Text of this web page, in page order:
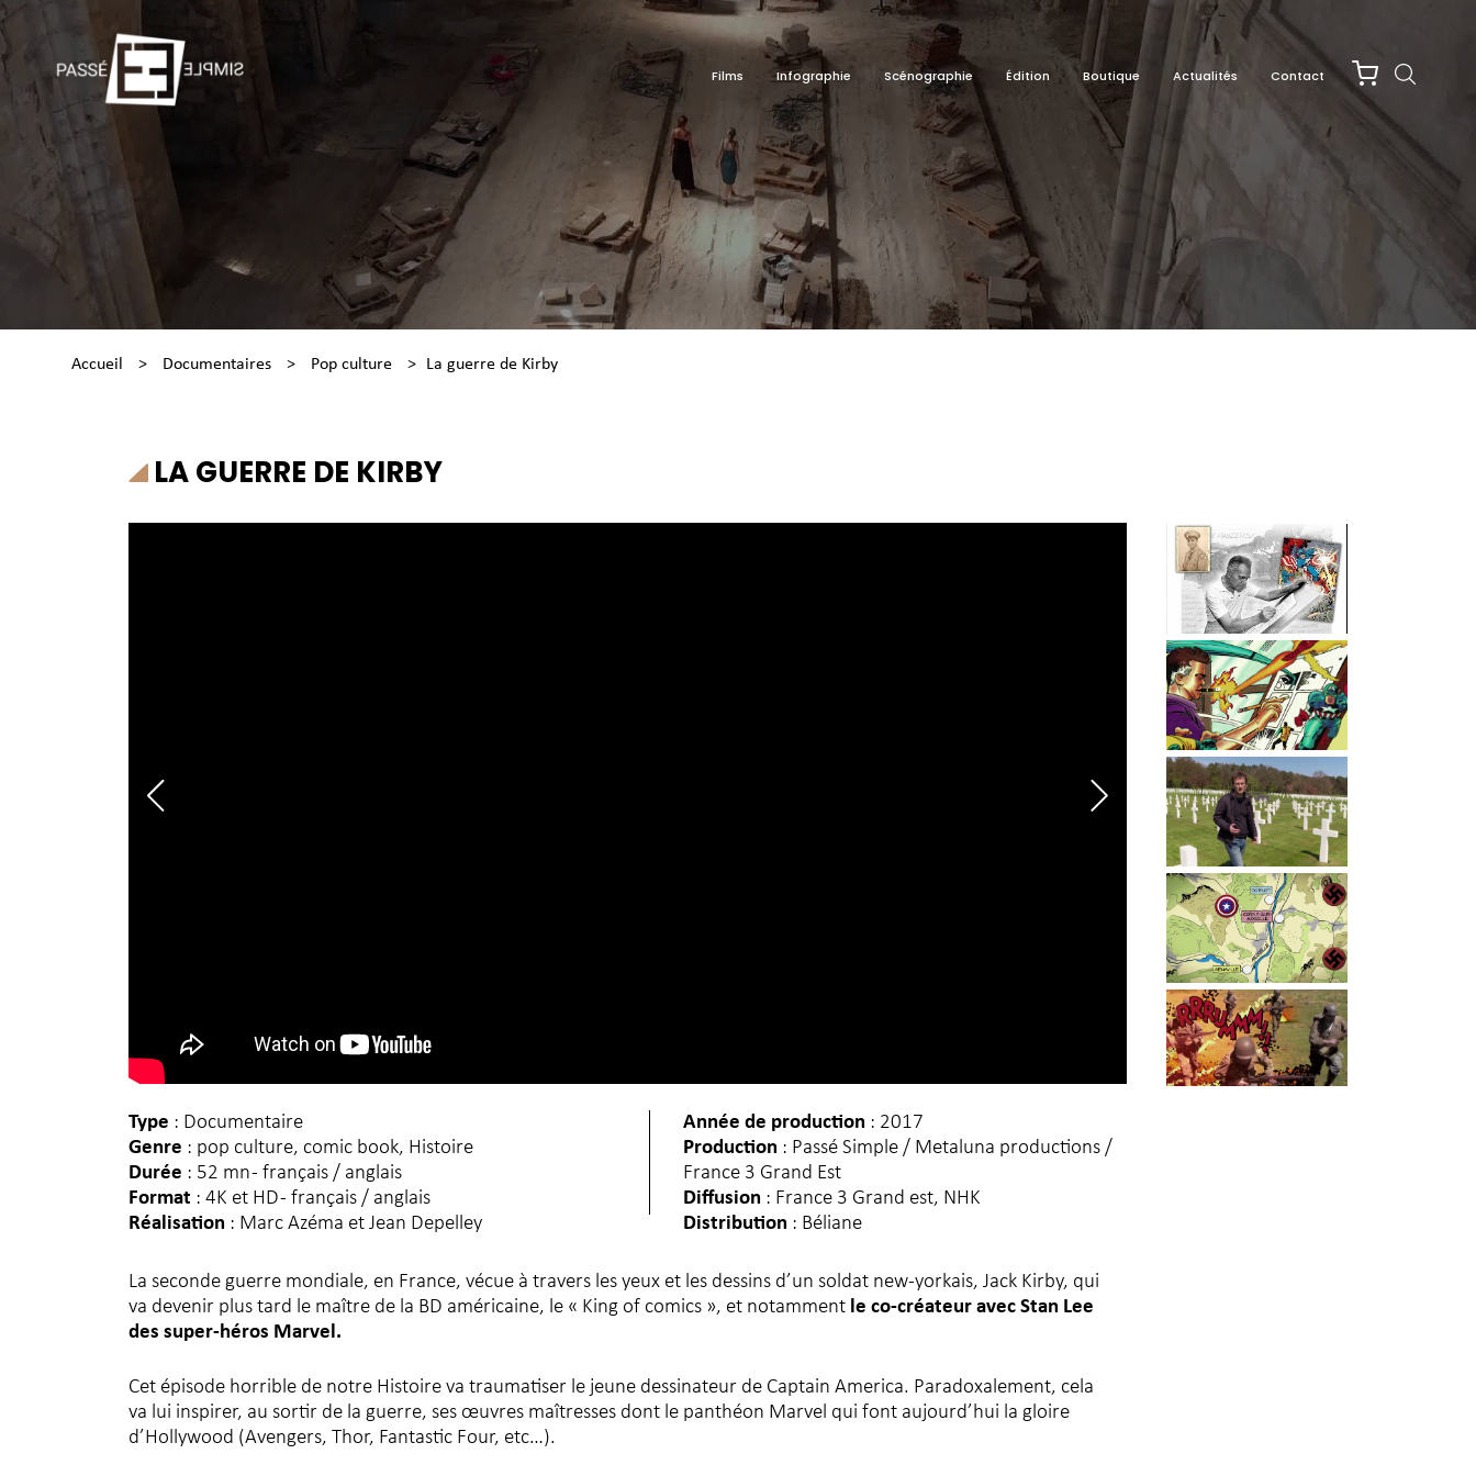
Films Infographie Scénographie Édition Boutique Actualités Contact
Accueil > Documentaires > Pop culture > La guerre de Kirby
LA GUERRE DE KIRBY
Type : Documentaire
Genre : pop culture, comic book, Histoire
Durée : 52 mn - français / anglais
Format : 4K et HD - français / anglais
Réalisation : Marc Azéma et Jean Depelley
Année de production : 2017
Production : Passé Simple / Metaluna productions /
France 3 Grand Est
Diffusion : France 3 Grand est, NHK
Distribution : Béliane
La seconde guerre mondiale, en France, vécue à travers les yeux et les dessins d’un soldat new-yorkais, Jack Kirby, qui
va devenir plus tard le maître de la BD américaine, le « King of comics », et notamment le co-créateur avec Stan Lee
des super-héros Marvel.
Cet épisode horrible de notre Histoire va traumatiser le jeune dessinateur de Captain America. Paradoxalement, cela
va lui inspirer, au sortir de la guerre, ses œuvres maîtresses dont le panthéon Marvel qui font aujourd’hui la gloire
d’Hollywood (Avengers, Thor, Fantastic Four, etc…).